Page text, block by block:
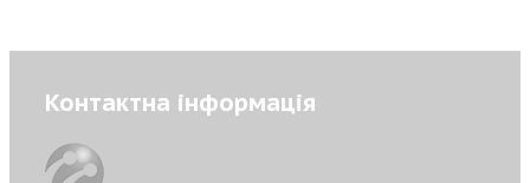
Контактна інформація